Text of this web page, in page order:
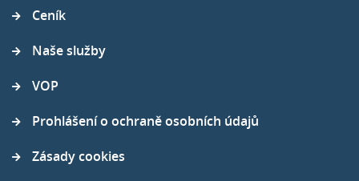
Ceník
Naše služby
VOP
Prohlášení o ochraně osobních údajů
Zásady cookies